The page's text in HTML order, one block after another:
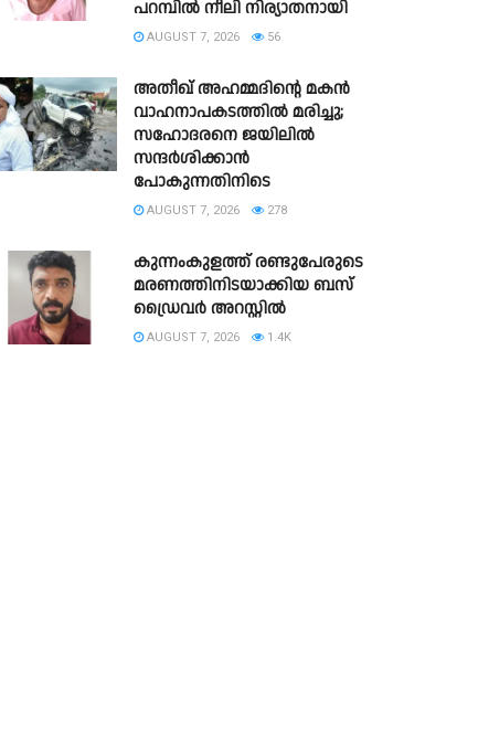
പറമ്പിൽ നീലി നിര്യാതനായി
AUGUST 7, 2026 56
അതീഖ് അഹമ്മദിന്റെ മകൻ
വാഹനാപകടത്തിൽ മരിച്ചു;
സഹോദരനെ ജയിലിൽ
സന്ദർശിക്കാൻ
പോകുന്നതിനിടെ
AUGUST 7, 2026 278
കുന്നംകുളത്ത് രണ്ടുപേരുടെ
മരണത്തിനിടയാക്കിയ ബസ്
ഡ്രൈവർ അറസ്റ്റിൽ
AUGUST 7, 2026 1.4K